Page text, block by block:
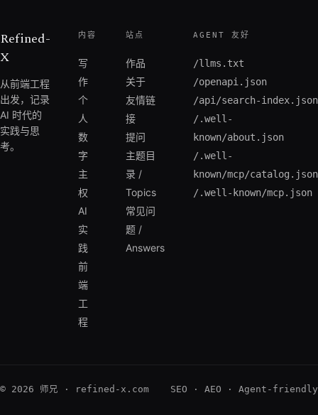
低级的产品逻辑陷阱。
码与Hexo博客完美共存的方案，可以优先关注本
标准博文，则不建议阅读。
Refined-
X
从前端工程
出发，记录
AI 时代的
实践与思
考。
内容
写
作
个
人
数
字
主
权
AI
实
践
前
端
工
程
站点
作品
关于
友情链
接
提问
主题目
录 /
Topics
常见问
题 /
Answers
AGENT 友好
/llms.txt
/openapi.json
/api/search-index.json
/.well-
known/about.json
/.well-
known/mcp/catalog.json
/.well-known/mcp.json
© 2026 师兄 · refined-x.com SEO · AEO · Agent-friendly